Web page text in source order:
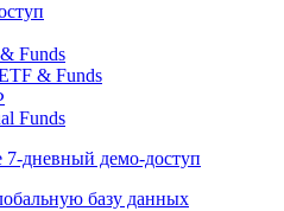
Funds
& Funds
Funds
7-дневный демо-доступ
базу данных